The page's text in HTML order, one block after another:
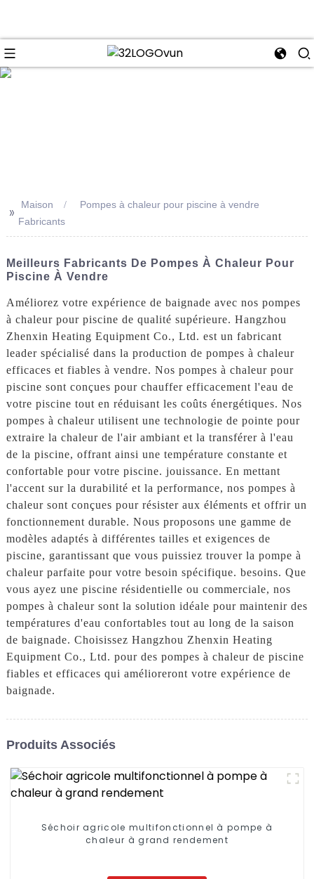
>> Maison
Pompes à chaleur pour piscine à vendre
Fabricants
Meilleurs Fabricants De Pompes À Chaleur Pour
Piscine À Vendre
Améliorez votre expérience de baignade avec nos pompes
à chaleur pour piscine de qualité supérieure. Hangzhou
Zhenxin Heating Equipment Co., Ltd. est un fabricant
leader spécialisé dans la production de pompes à chaleur
efficaces et fiables à vendre. Nos pompes à chaleur pour
piscine sont conçues pour chauffer efficacement l'eau de
votre piscine tout en réduisant les coûts énergétiques. Nos
pompes à chaleur utilisent une technologie de pointe pour
extraire la chaleur de l'air ambiant et la transférer à l'eau
de la piscine, offrant ainsi une température constante et
confortable pour votre piscine. jouissance. En mettant
l'accent sur la durabilité et la performance, nos pompes à
chaleur sont conçues pour résister aux éléments et offrir un
fonctionnement durable. Nous proposons une gamme de
modèles adaptés à différentes tailles et exigences de
piscine, garantissant que vous puissiez trouver la pompe à
chaleur parfaite pour votre besoin spécifique. besoins. Que
vous ayez une piscine résidentielle ou commerciale, nos
pompes à chaleur sont la solution idéale pour maintenir des
températures d'eau confortables tout au long de la saison
de baignade. Choisissez Hangzhou Zhenxin Heating
Equipment Co., Ltd. pour des pompes à chaleur de piscine
fiables et efficaces qui amélioreront votre expérience de
baignade.
Produits Associés
Séchoir agricole multifonctionnel à pompe à
chaleur à grand rendement